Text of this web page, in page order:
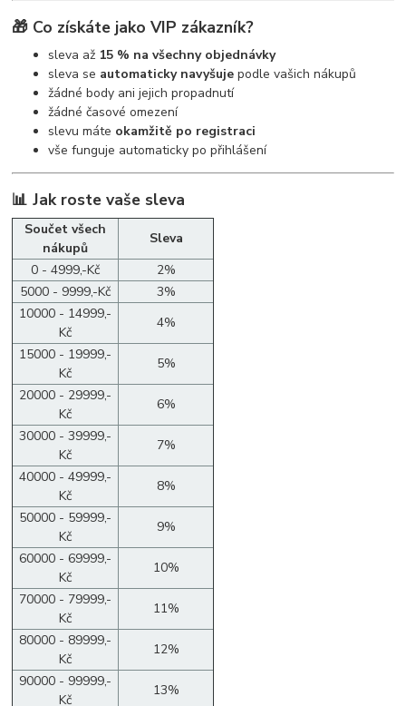
🎁 Co získáte jako VIP zákazník?
sleva až 15 % na všechny objednávky
sleva se automaticky navyšuje podle vašich nákupů
žádné body ani jejich propadnutí
žádné časové omezení
slevu máte okamžitě po registraci
vše funguje automaticky po přihlášení
📊 Jak roste vaše sleva
Součet všech
nákupů
Sleva
0 - 4999,-Kč
2%
5000 - 9999,-Kč
3%
10000 - 14999,-
Kč
4%
15000 - 19999,-
Kč
5%
20000 - 29999,-
Kč
6%
30000 - 39999,-
Kč
7%
40000 - 49999,-
Kč
8%
50000 - 59999,-
Kč
9%
60000 - 69999,-
Kč
10%
70000 - 79999,-
Kč
11%
80000 - 89999,-
Kč
12%
90000 - 99999,-
Kč
13%